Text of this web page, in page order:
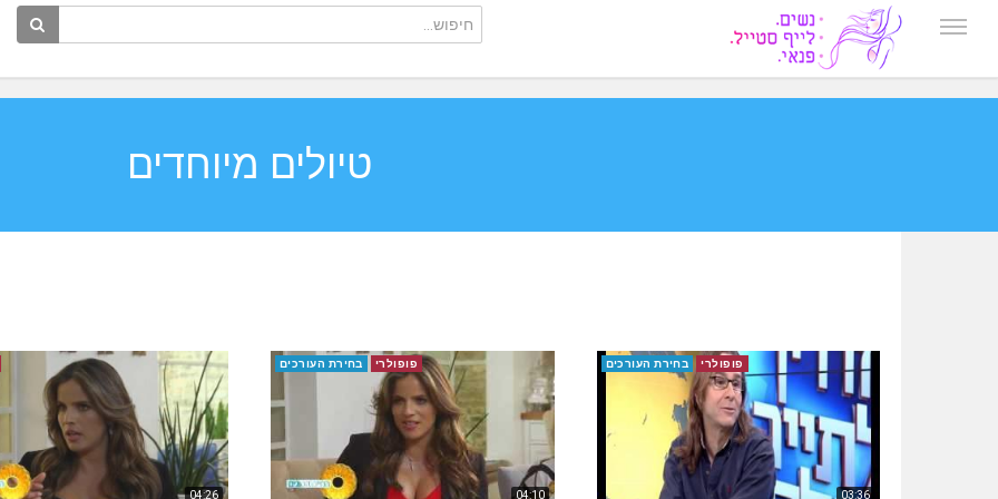
טיולים מיוחדים
03:36
פופולרי בחירת העורכים
04:10
פופולרי בחירת העורכים
04:26